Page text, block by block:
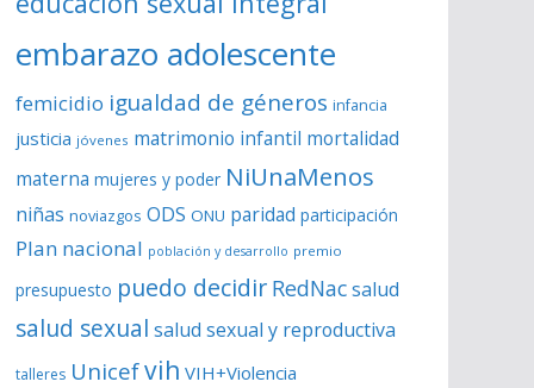
embarazo adolescente
femicidio igualdad de géneros infancia
justicia jóvenes matrimonio infantil mortalidad
materna mujeres y poder NiUnaMenos
niñas noviazgos ODS ONU paridad participación
Plan nacional población y desarrollo premio
presupuesto puedo decidir RedNacsalud
salud sexual salud sexual y reproductiva
talleres Unicefvih VIH+Violencia